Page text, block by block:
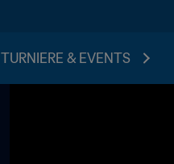
TURNIERE & EVENTS